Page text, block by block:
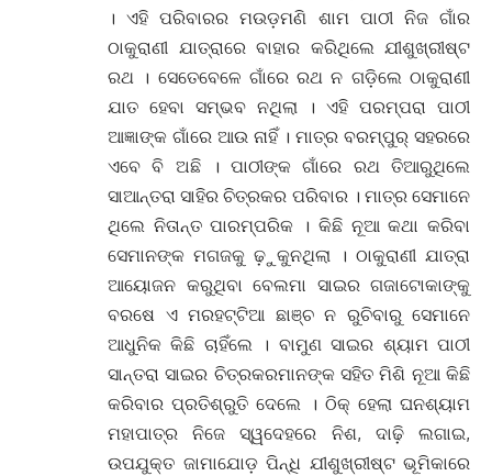
। ଏହି ପରିବାରର ମଉଡ଼ମଣି ଶାମ ପାଠୀ ନିଜ ଗାଁର
ଠାକୁରାଣୀ ଯାତ୍ରାରେ ବାହାର କରିଥିଲେ ଯୀଶୁଖ୍ରୀଷ୍ଟ
ରଥ । ସେତେବେଳେ ଗାଁରେ ରଥ ନ ଗଡ଼ିଲେ ଠାକୁରାଣୀ
ଯାତ ହେବା ସମ୍ଭବ ନଥିଲା । ଏହି ପରମ୍ପରା ପାଠୀ
ଆଜ୍ଞାଙ୍କ ଗାଁରେ ଆଉ ନାହିଁ । ମାତ୍ର ବରମ୍ପୁର୍ ସହରରେ
ଏବେ ବି ଅଛି । ପାଠୀଙ୍କ ଗାଁରେ ରଥ ତିଆରୁଥିଲେ
ସାଆନ୍ତରା ସାହିର ଚିତ୍ରକର ପରିବାର । ମାତ୍ର ସେମାନେ
ଥିଲେ ନିତାନ୍ତ ପାରମ୍ପରିକ । କିଛି ନୂଆ କଥା କରିବା
ସେମାନଙ୍କ ମଗଜକୁ ଢ଼ୁକୁନଥିଲା । ଠାକୁରାଣୀ ଯାତ୍ରା
ଆୟୋଜନ କରୁଥିବା ବେଲମା ସାଇର ଗଜାଟୋକାଙ୍କୁ
ବରଷେ ଏ ମରହଟ୍ଟିଆ ଛାଞ୍ଚ ନ ରୁଚିବାରୁ ସେମାନେ
ଆଧୁନିକ କିଛି ଚାହିଁଲେ । ବାମୁଣ ସାଇର ଶ୍ୟାମ ପାଠୀ
ସାନ୍ତରା ସାଇର ଚିତ୍ରକରମାନଙ୍କ ସହିତ ମିଶି ନୂଆ କିଛି
କରିବାର ପ୍ରତିଶ୍ରୁତି ଦେଲେ । ଠିକ୍ ହେଲା ଘନଶ୍ୟାମ
ମହାପାତ୍ର ନିଜେ ସ୍ୱଦେହରେ ନିଶ, ଦାଢ଼ି ଲଗାଇ,
ଉପଯୁକ୍ତ ଜାମାଯୋଡ଼ ପିନ୍ଧି ଯୀଶୁଖ୍ରୀଷ୍ଟ ଭୂମିକାରେ